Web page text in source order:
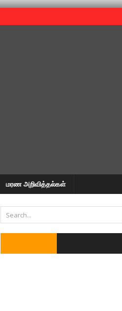
மரண அறிவித்தல்கள்